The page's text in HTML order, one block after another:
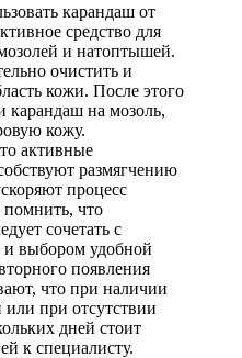
карандаш от
средство для
и натоптышей.
очистить и
кожи. После этого
карандаш на мозоль,
кожу.
активные
размягчению
процесс
что
сочетать с
и выбором удобной
появления
что при наличии
при отсутствии
дней стоит
к специалисту.